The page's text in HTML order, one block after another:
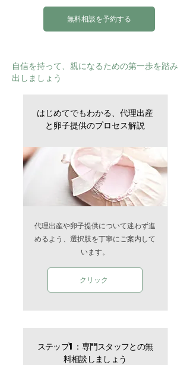
無料相談を予約する
自信を持って、親になるための第一歩を踏み
出しましょう
はじめてでもわかる、代理出産
と卵子提供のプロセス解説
代理出産や卵子提供について迷わず進
めるよう、選択肢を丁寧にご案内して
います。
クリック
ステップ1：専門スタッフとの無
料相談しましょう